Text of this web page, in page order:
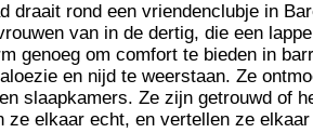
draait rond een vriendenclubje in
van in de dertig, die een
genoeg om comfort te bieden in
en nijd te weerstaan. Ze
slaapkamers. Ze zijn getrouwd of
ze elkaar echt, en vertellen ze